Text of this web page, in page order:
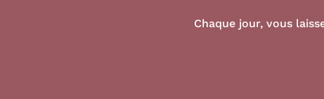
Chaque jour, vous